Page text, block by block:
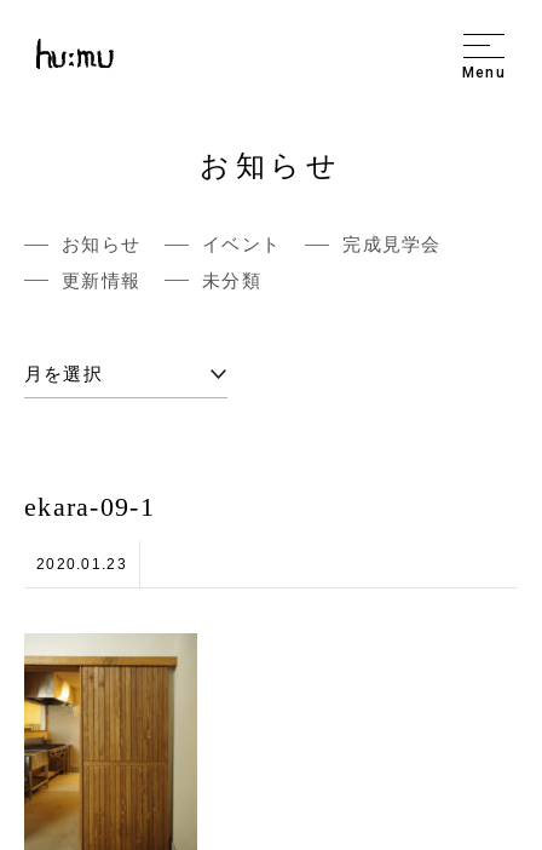
Menu
お知らせ
お知らせ イベント
完成見学会
更新情報
未分類
ekara-09-1
2020.01.23